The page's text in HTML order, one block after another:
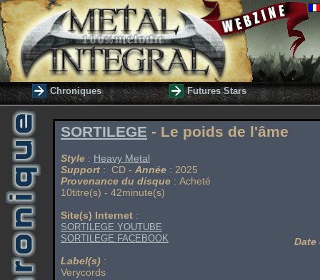
Chroniques Futures Stars
SORTILEGE - Le poids de l'âme
Style : Heavy Metal
Support : CD - Année : 2025
Provenance du disque : Acheté
10titre(s) - 42minute(s)
Site(s) Internet :
SORTILEGE YOUTUBE
SORTILEGE FACEBOOK
Label(s) :
Verycords